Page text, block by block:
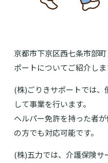
京都市下京区西七条市部
ポートについてご紹介しま
(株)ごりきサポートでは
して事業を行います。
ヘルパー免許を持った者
の方でも対応可能です。
(株)五力では、介護保険サ